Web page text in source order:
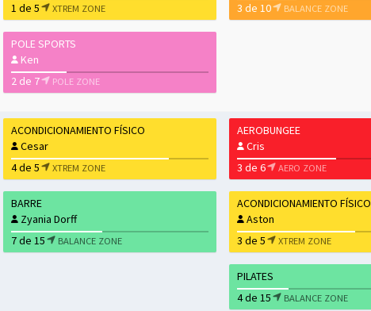
1 de 5
XTREM ZONE
POLE SPORTS
Ken
2 de 7
POLE ZONE
3 de 10
BALANCE ZONE
ACONDICIONAMIENTO FÍSICO
Cesar
4 de 5
XTREM ZONE
BARRE
Zyania Dorff
7 de 15
BALANCE ZONE
AEROBUNGEE
Cris
3 de 6
AERO ZONE
ACONDICIONAMIENTO FÍSICO
Aston
3 de 5
XTREM ZONE
PILATES
4 de 15
BALANCE ZONE